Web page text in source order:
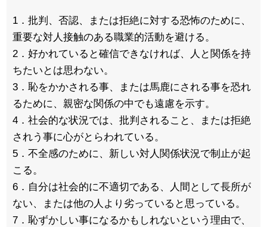
1．批判、否認、または拒絶に対する恐怖のために、
重要な対人接触のある職業的活動を避ける。
2．好かれていると確信できなければ、人と関係を持
ちたいとは思わない。
3．恥をかかされる事、または馬鹿にされる事を恐れ
るために、親密な関係の中でも遠慮を示す。
4．社会的な状況では、批判されること、または拒絶
されう事に心がとらわれている。
5．不全感のために、新しい対人関係状況で制止が起
こる。
6．自分は社会的に不適切である、人間として長所が
ない、または他の人より劣っていると思っている。
7．恥ずかしい事になるかもしれないという理由で、